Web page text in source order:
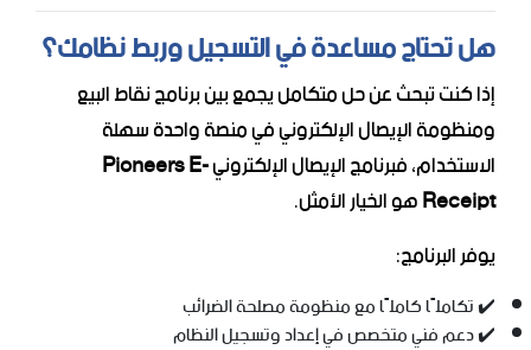
هل تحتاج مساعدة في التسجيل وربط نظامك؟
إذا كنت تبحث عن حل متكامل يجمع بين برنامج نقاط البيع
ومنظومة الإيصال الإلكتروني في منصة واحدة سهلة
الاستخدام، فبرنامج الإيصال الإلكترونيPioneers E-
Receiptهو الخيار الأمثل.
يوفر البرنامج:
✔️ تكاملًا كاملًا مع منظومة مصلحة الضرائب
✔️ دعم فني متخصص في إعداد وتسجيل النظام